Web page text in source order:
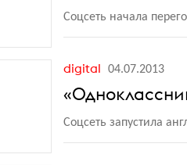
Соцсеть начала
digital 04.07.2013
Соцсеть запустила